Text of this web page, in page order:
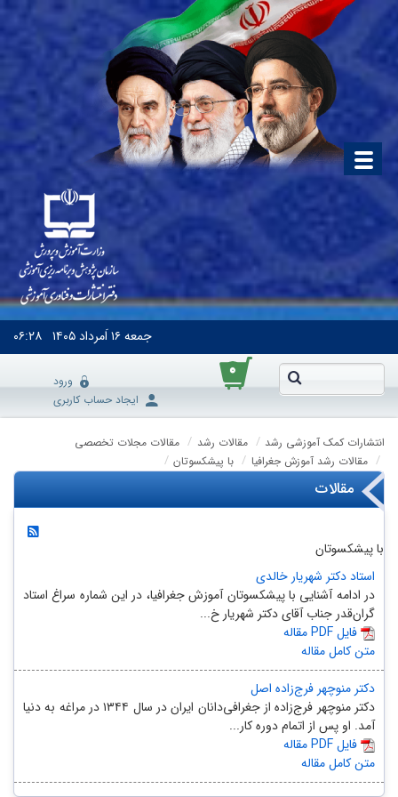
جمعه۱۶ اَمرداد ۱۴۰۵ ۰۶:۲۸
۰
ورود
ایجاد حساب کاربری
انتشارات کمک آموزشی رشد مقالات رشد
مقالات مجلات تخصصی
مقالات رشد آموزش جغرافیا
با پیشکسوتان
مقالات
با پیشکسوتان
استاد دکتر شهریار خالدی
در ادامه آشنایی با پیشکسوتان آموزش جغرافیا، در این شماره سراغ استاد
گران‌قدر جناب آقای دکتر شهریار خ...
مقاله PDF فایل
متن کامل مقاله
دکتر منوچهر فرج‌زاده اصل
دکتر منوچهر فرج‌زاده از جغرافی‌دانان ایران در سال ۱۳۴۴ در مراغه به دنیا
آمد. او پس از اتمام دوره کار...
مقاله PDF فایل
متن کامل مقاله